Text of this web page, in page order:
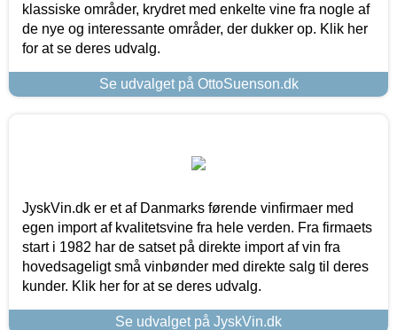
klassiske områder, krydret med enkelte vine fra nogle af
de nye og interessante områder, der dukker op. Klik her
for at se deres udvalg.
Se udvalget på OttoSuenson.dk
JyskVin.dk er et af Danmarks førende vinfirmaer med
egen import af kvalitetsvine fra hele verden. Fra firmaets
start i 1982 har de satset på direkte import af vin fra
hovedsageligt små vinbønder med direkte salg til deres
kunder. Klik her for at se deres udvalg.
Se udvalget på JyskVin.dk